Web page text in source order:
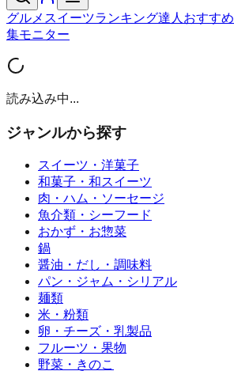
グルメ スイーツランキング達人おすすめ
集モニター
読み込み中...
ジャンルから探す
スイーツ・洋菓子
和菓子・和スイーツ
肉・ハム・ソーセージ
魚介類・シーフード
おかず・お惣菜
鍋
醤油・だし・調味料
パン・ジャム・シリアル
麺類
米・粉類
卵・チーズ・乳製品
フルーツ・果物
野菜・きのこ